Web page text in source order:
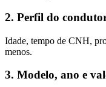
2. Perfil do
Idade, tempo de CNH,
menos.
3. Modelo, ano e